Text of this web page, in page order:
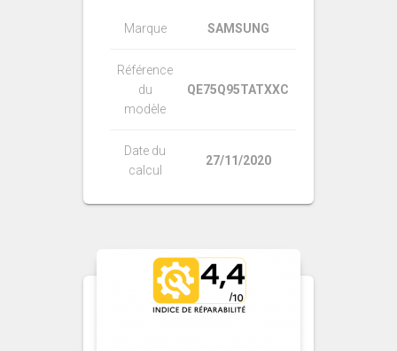
Marque SAMSUNG
Référence
du
modèle
QE75Q95TATXXC
Date du
calcul
27/11/2020